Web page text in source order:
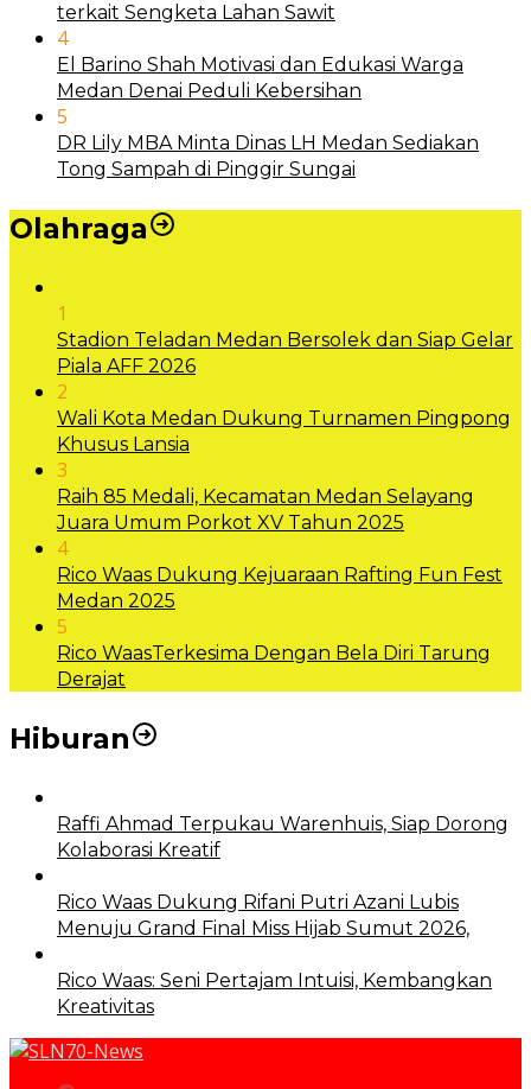
terkait Sengketa Lahan Sawit
4
El Barino Shah Motivasi dan Edukasi Warga
Medan Denai Peduli Kebersihan
5
DR Lily MBA Minta Dinas LH Medan Sediakan
Tong Sampah di Pinggir Sungai
Olahraga
1
Stadion Teladan Medan Bersolek dan Siap Gelar
Piala AFF 2026
2
Wali Kota Medan Dukung Turnamen Pingpong
Khusus Lansia
3
Raih 85 Medali, Kecamatan Medan Selayang
Juara Umum Porkot XV Tahun 2025
4
Rico Waas Dukung Kejuaraan Rafting Fun Fest
Medan 2025
5
Rico WaasTerkesima Dengan Bela Diri Tarung
Derajat
Hiburan
Raffi Ahmad Terpukau Warenhuis, Siap Dorong
Kolaborasi Kreatif
Rico Waas Dukung Rifani Putri Azani Lubis
Menuju Grand Final Miss Hijab Sumut 2026,
Rico Waas: Seni Pertajam Intuisi, Kembangkan
Kreativitas